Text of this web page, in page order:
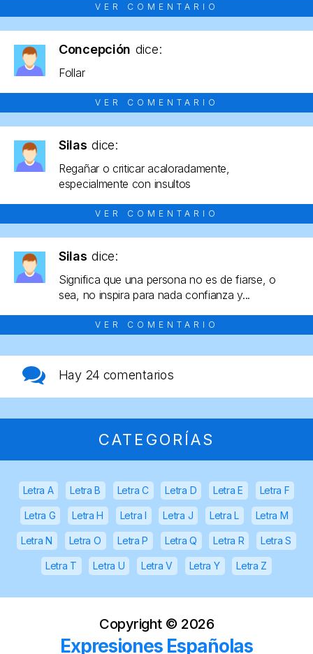
VER COMENTARIO
Concepción dice:
Follar
VER COMENTARIO
Silas dice:
Regañar o criticar acaloradamente,
especialmente con insultos
VER COMENTARIO
Silas dice:
Significa que una persona no es de fiarse, o
sea, no inspira para nada confianza y...
VER COMENTARIO
Hay 24 comentarios
CATEGORÍAS
Letra A Letra B Letra C Letra D Letra E Letra F
Letra G Letra H Letra I Letra J Letra L Letra M
Letra N Letra O Letra P Letra Q Letra R Letra S
Letra T Letra U Letra V Letra Y Letra Z
Copyright © 2026
Expresiones Españolas